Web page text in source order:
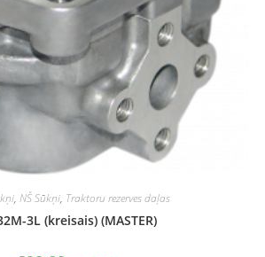
, NŠ Sūkņi, Traktoru rezerves daļas
3L (kreisais) (MASTER)